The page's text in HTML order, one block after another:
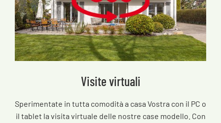
Visite virtuali
Sperimentate in tutta comodità a casa Vostra con il PC o
il tablet la visita virtuale delle nostre case modello. Con